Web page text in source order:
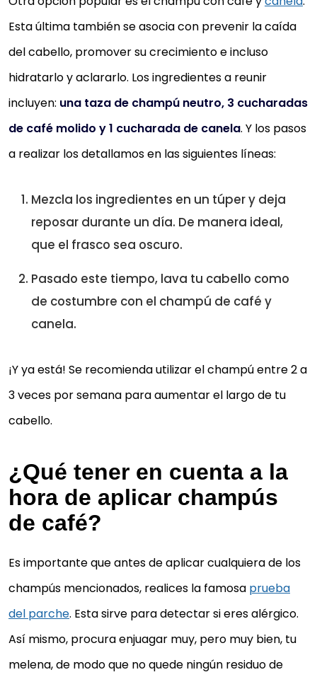
Esta última también se asocia con prevenir la caída
del cabello, promover su crecimiento e incluso
hidratarlo y aclararlo. Los ingredientes a reunir
incluyen: una taza de champú neutro, 3 cucharadas
de café molido y 1 cucharada de canela. Y los pasos
a realizar los detallamos en las siguientes líneas:
Mezcla los ingredientes en un túper y deja
reposar durante un día. De manera ideal,
que el frasco sea oscuro.
Pasado este tiempo, lava tu cabello como
de costumbre con el champú de café y
canela.
¡Y ya está! Se recomienda utilizar el champú entre 2 a
3 veces por semana para aumentar el largo de tu
cabello.
¿Qué tener en cuenta a la
hora de aplicar champús
de café?
Es importante que antes de aplicar cualquiera de los
champús mencionados, realices la famosa prueba
del parche. Esta sirve para detectar si eres alérgico.
Así mismo, procura enjuagar muy, pero muy bien, tu
melena, de modo que no quede ningún residuo de